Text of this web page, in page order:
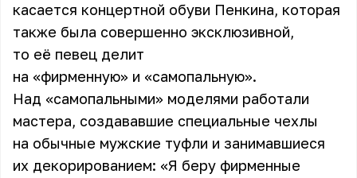
касается концертной обуви Пенкина, которая
также была совершенно эксклюзивной,
то её певец делит
на «фирменную» и «самопальную».
Над «самопальными» моделями работали
мастера, создававшие специальные чехлы
на обычные мужские туфли и занимавшиеся
их декорированием: «Я беру фирменные